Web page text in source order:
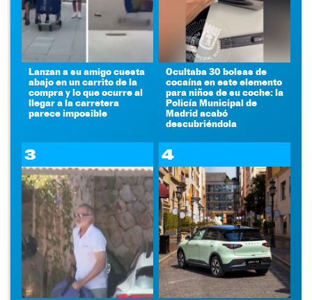
Lanzan a su amigo cuesta
abajo en un carrito de la
compra y lo que ocurre al
llegar a la carretera
parece imposible
Ocultaba 30 bolsas de
cocaína en este elemento
para niños de su coche: la
Policía Municipal de
Madrid acabó
descubriéndola
3 4